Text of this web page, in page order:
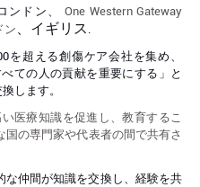
ンドン、
One Western Gateway
ン
、イギリス .
を超える創傷ケア会社を集め、
ての人の貢献を重要にする」と
します。
医療知識を促進し、教育するこ
の専門家や代表者の間で共有さ
な仲間が知識を交換し、経験を共